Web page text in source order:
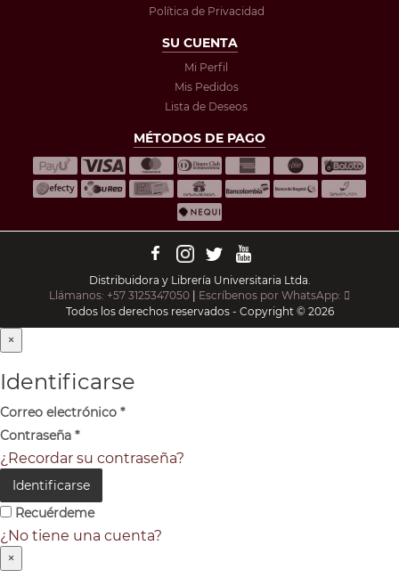
Política de Privacidad
SU CUENTA
Mi Perfil
Mis Pedidos
Lista de Deseos
MÉTODOS DE PAGO
Distribuidora y Librería Universitaria Ltda.
Llámanos: +57 3125347050
Escríbenos por WhatsApp:
Todos los derechos reservados - Copyright © 2026
×
Identificarse
Correo electrónico *
Contraseña *
¿Recordar su contraseña?
Identificarse
Recuérdeme
¿No tiene una cuenta?
×